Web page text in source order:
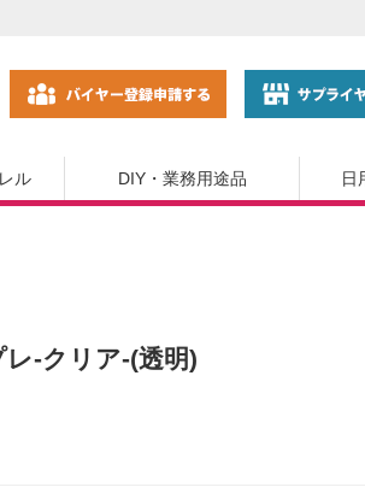
ル DIY・業務用途品 日
-クリア-(透明)